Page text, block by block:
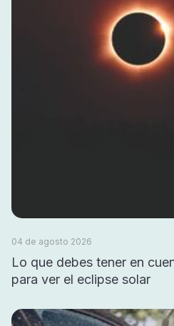
04 de agosto 2026
Lo que debes tener en
para ver el eclipse solar